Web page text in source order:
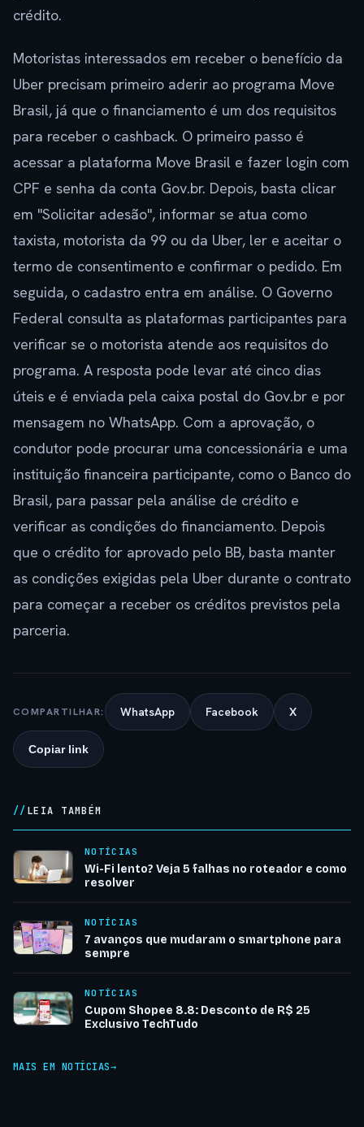
crédito.
Motoristas interessados em receber o benefício da
Uber precisam primeiro aderir ao programa Move
Brasil, já que o financiamento é um dos requisitos
para receber o cashback. O primeiro passo é
acessar a plataforma Move Brasil e fazer login com
CPF e senha da conta Gov.br. Depois, basta clicar
em "Solicitar adesão", informar se atua como
taxista, motorista da 99 ou da Uber, ler e aceitar o
termo de consentimento e confirmar o pedido. Em
seguida, o cadastro entra em análise. O Governo
Federal consulta as plataformas participantes para
verificar se o motorista atende aos requisitos do
programa. A resposta pode levar até cinco dias
úteis e é enviada pela caixa postal do Gov.br e por
mensagem no WhatsApp. Com a aprovação, o
condutor pode procurar uma concessionária e uma
instituição financeira participante, como o Banco do
Brasil, para passar pela análise de crédito e
verificar as condições do financiamento. Depois
que o crédito for aprovado pelo BB, basta manter
as condições exigidas pela Uber durante o contrato
para começar a receber os créditos previstos pela
parceria.
COMPARTILHAR: WhatsApp Facebook X
Copiar link
LEIA TAMBÉM
NOTÍCIAS
Wi-Fi lento? Veja 5 falhas no roteador e como
resolver
NOTÍCIAS
7 avanços que mudaram o smartphone para
sempre
NOTÍCIAS
Cupom Shopee 8.8: Desconto de R$ 25
Exclusivo TechTudo
MAIS EM NOTÍCIAS